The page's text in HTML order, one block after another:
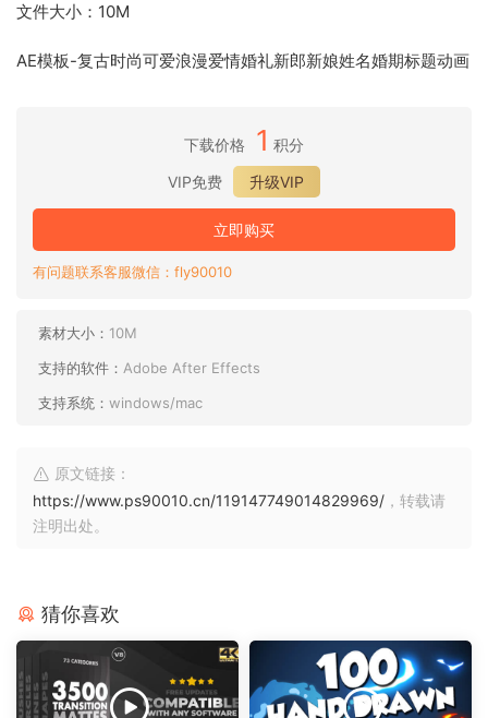
文件大小：10M
AE模板-复古时尚可爱浪漫爱情婚礼新郎新娘姓名婚期标题动画
下载价格 1 积分
VIP免费
升级VIP
立即购买
有问题联系客服微信：fly90010
素材大小： 10M
支持的软件： Adobe After Effects
支持系统： windows/mac
原文链接：
https://www.ps90010.cn/119147749014829969/ ，转载请
注明出处。
猜你喜欢